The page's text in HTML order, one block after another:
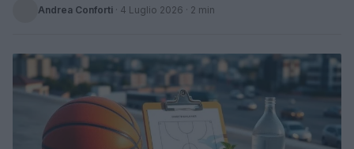
Andrea Conforti · 4 Luglio 2026 · 2 min